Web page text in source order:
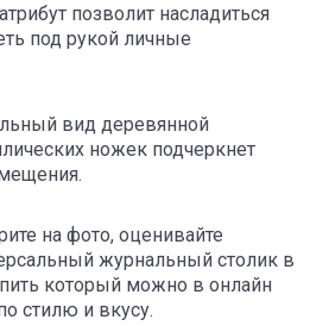
позволит насладиться
под рукой личные
вид деревянной
ножек подчеркнет
на фото, оценивайте
журнальный столик в
который можно в онлайн
стилю и вкусу.